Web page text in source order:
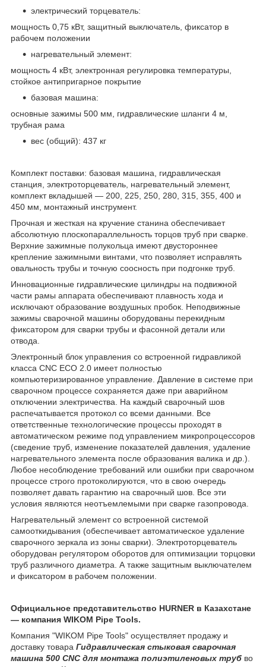
электрический торцеватель:
мощность 0,75 кВт, защитный выключатель, фиксатор в
рабочем положении
нагревательный элемент:
мощность 4 кВт, электронная регулировка температуры,
стойкое антипригарное покрытие
базовая машина:
основные зажимы 500 мм, гидравлические шланги 4 м,
трубная рама
вес (общий): 437 кг
Комплект поставки: базовая машина, гидравлическая
станция, электроторцеватель, нагревательный элемент,
комплект вкладышей ― 200, 225, 250, 280, 315, 355, 400 и
450 мм, монтажный инструмент.
Прочная и жесткая на кручение станина обеспечивает
абсолютную плоскопараллельность торцов труб при сварке.
Верхние зажимные полукольца имеют двустороннее
крепление зажимными винтами, что позволяет исправлять
овальность трубы и точную соосность при подгонке труб.
Инновационные гидравлические цилиндры на подвижной
части рамы аппарата обеспечивают плавность хода и
исключают образование воздушных пробок. Неподвижные
зажимы сварочной машины оборудованы перекидным
фиксатором для сварки трубы и фасонной детали или
отвода.
Электронный блок управления со встроенной гидравликой
класса CNC ECO 2.0 имеет полностью
компьютеризированное управление. Давление в системе при
сварочном процессе сохраняется даже при аварийном
отключении электричества. На каждый сварочный шов
распечатывается протокол со всеми данными. Все
ответственные технологические процессы проходят в
автоматическом режиме под управлением микропроцессоров
(сведение труб, изменение показателей давления, удаление
нагревательного элемента после образования валика и др.).
Любое несоблюдение требований или ошибки при сварочном
процессе строго протоколируются, что в свою очередь
позволяет давать гарантию на сварочный шов. Все эти
условия являются неотъемлемыми при сварке газопровода.
Нагревательный элемент со встроенной системой
самооткидывания (обеспечивает автоматическое удаление
сварочного зеркала из зоны сварки). Электроторцеватель
оборудован регулятором оборотов для оптимизации торцовки
труб различного диаметра. А также защитным выключателем
и фиксатором в рабочем положении.
Официальное представительство HURNER в Казахстане
― компания WIKOM Pipe Tools.
Компания "WIKOM Pipe Tools" осуществляет продажу и
доставку товара Гидравлическая стыковая сварочная
машина 500 CNC для монтажа полиэтиленовых труб во